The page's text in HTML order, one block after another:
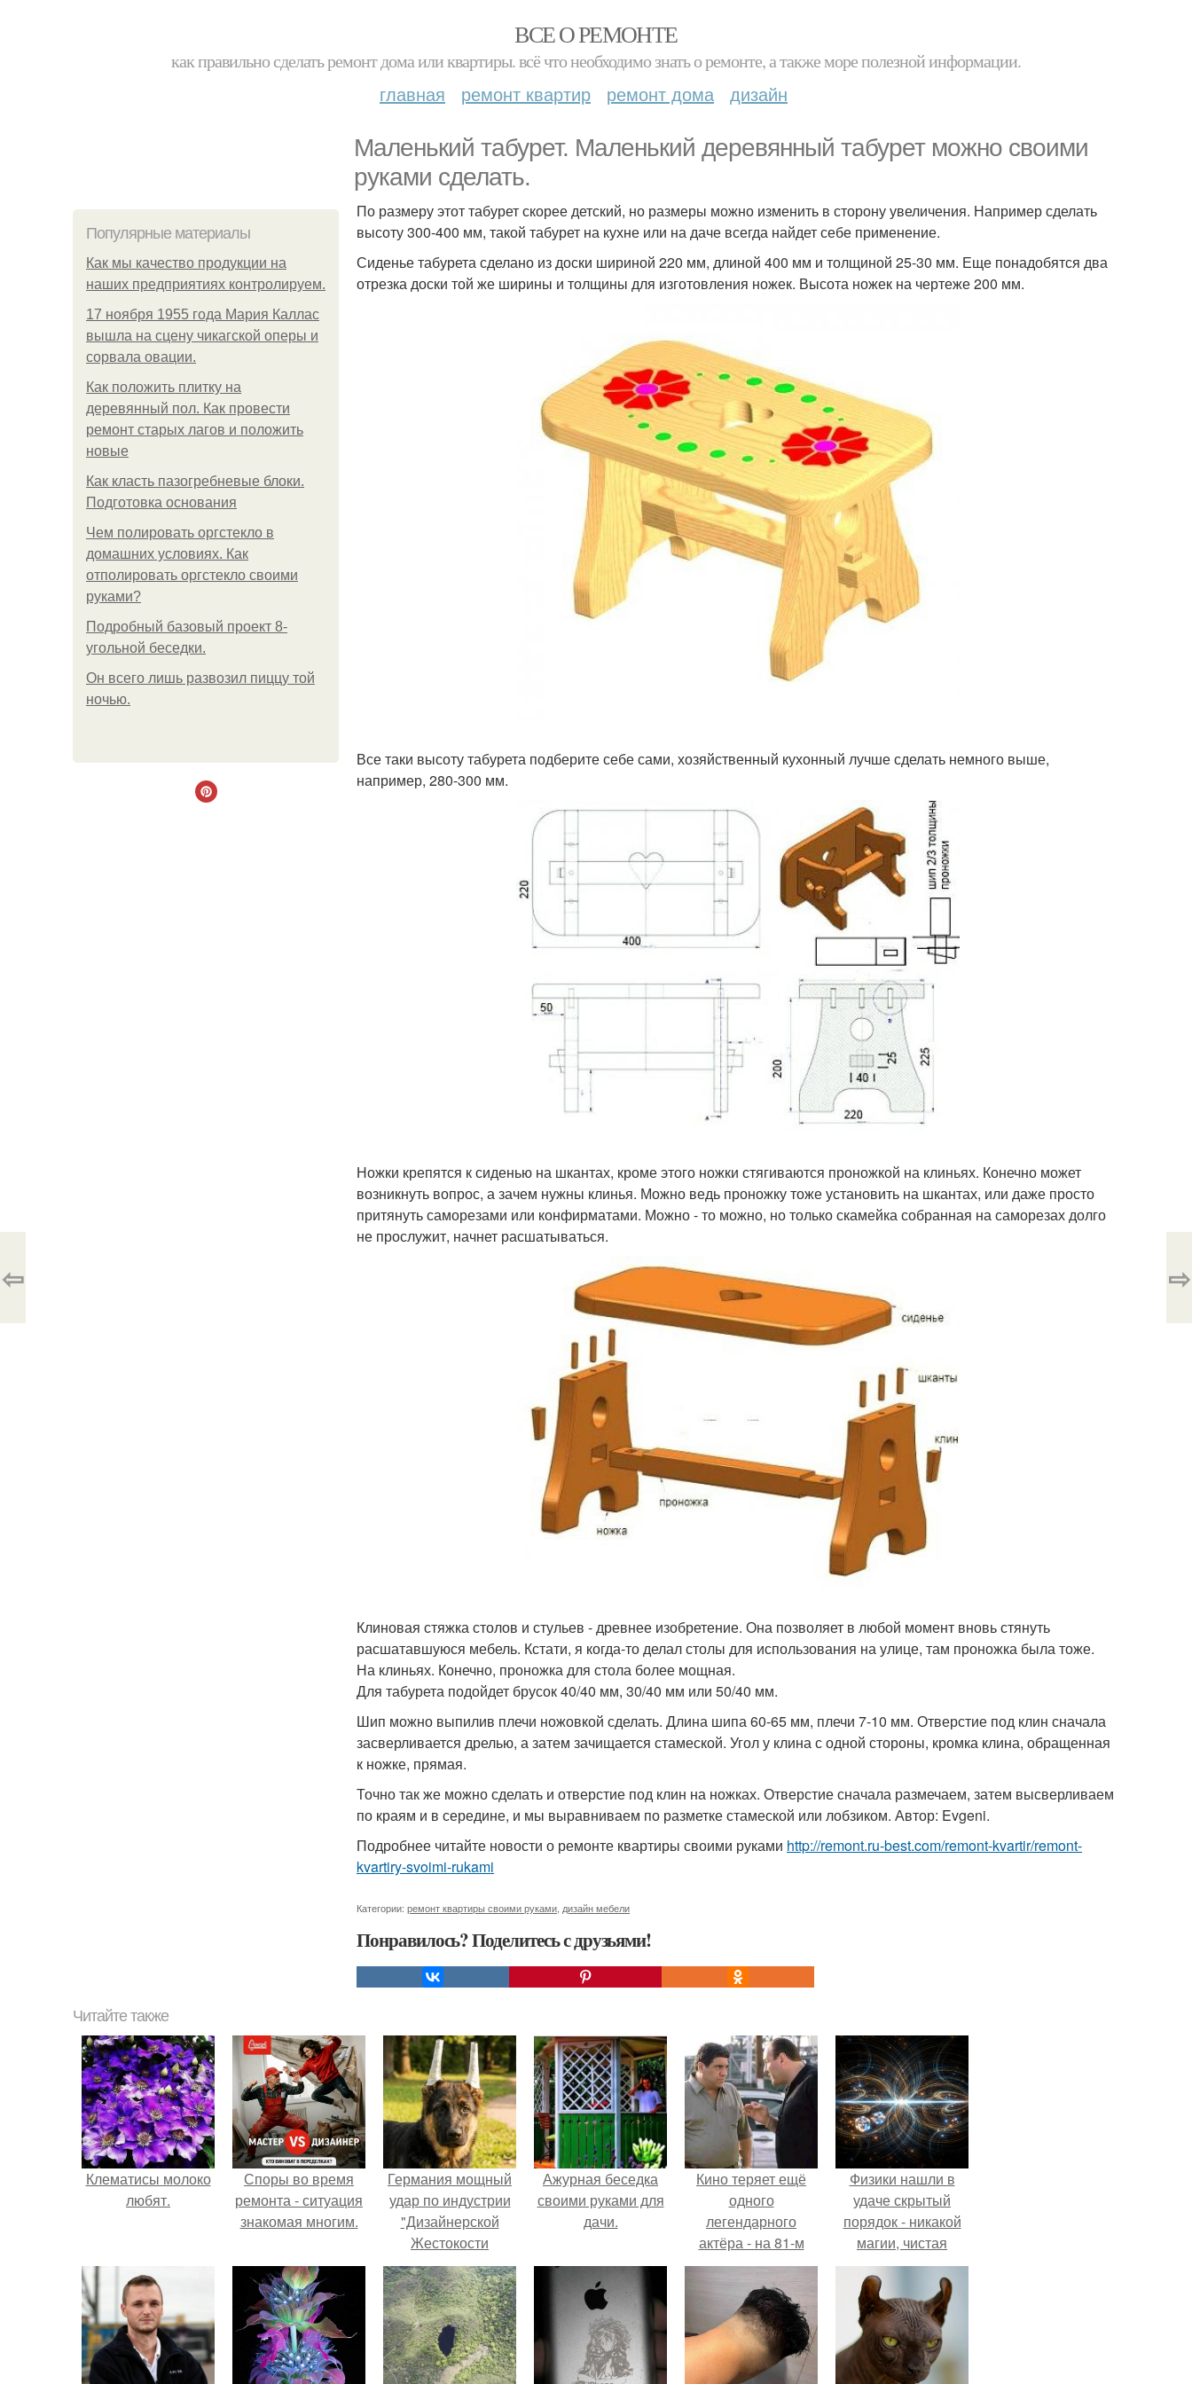
ВСЕ О РЕМОНТЕ
как правильно сделать ремонт дома или квартиры. всё что необходимо знать о ремонте, а также море полезной информации.
главная ремонт квартир ремонт дома дизайн
Маленький табурет. Маленький деревянный табурет можно своими
руками сделать.
Популярные материалы
Как мы качество продукции на
наших предприятиях контролируем.
17 ноября 1955 года Мария Каллас
вышла на сцену чикагской оперы и
сорвала овации.
Как положить плитку на
деревянный пол. Как провести
ремонт старых лагов и положить
новые
Как класть пазогребневые блоки.
Подготовка основания
Чем полировать оргстекло в
домашних условиях. Как
отполировать оргстекло своими
руками?
Подробный базовый проект 8-
угольной беседки.
Он всего лишь развозил пиццу той
ночью.
По размеру этот табурет скорее детский, но размеры можно изменить в сторону увеличения. Например сделать
высоту 300-400 мм, такой табурет на кухне или на даче всегда найдет себе применение.
Сиденье табурета сделано из доски шириной 220 мм, длиной 400 мм и толщиной 25-30 мм. Еще понадобятся два
отрезка доски той же ширины и толщины для изготовления ножек. Высота ножек на чертеже 200 мм.
Все таки высоту табурета подберите себе сами, хозяйственный кухонный лучше сделать немного выше,
например, 280-300 мм.
Ножки крепятся к сиденью на шкантах, кроме этого ножки стягиваются проножкой на клиньях. Конечно может
возникнуть вопрос, а зачем нужны клинья. Можно ведь проножку тоже установить на шкантах, или даже просто
притянуть саморезами или конфирматами. Можно - то можно, но только скамейка собранная на саморезах долго
не прослужит, начнет расшатываться.
Клиновая стяжка столов и стульев - древнее изобретение. Она позволяет в любой момент вновь стянуть
расшатавшуюся мебель. Кстати, я когда-то делал столы для использования на улице, там проножка была тоже.
На клиньях. Конечно, проножка для стола более мощная.
Для табурета подойдет брусок 40/40 мм, 30/40 мм или 50/40 мм.
Шип можно выпилив плечи ножовкой сделать. Длина шипа 60-65 мм, плечи 7-10 мм. Отверстие под клин сначала
засверливается дрелью, а затем зачищается стамеской. Угол у клина с одной стороны, кромка клина, обращенная
к ножке, прямая.
Точно так же можно сделать и отверстие под клин на ножках. Отверстие сначала размечаем, затем высверливаем
по краям и в середине, и мы выравниваем по разметке стамеской или лобзиком. Автор: Evgeni.
Подробнее читайте новости о ремонте квартиры своими руками http://remont.ru-best.com/remont-kvartir/remont-
kvartiry-svoimi-rukami
Категории: ремонт квартиры своими руками дизайн мебели
Понравилось? Поделитесь с друзьями!
⇦ ⇨
Читайте также
Клематисы молоко
любят.
Споры во время
ремонта - ситуация
знакомая многим.
Германия мощный
удар по индустрии
"Дизайнерской
Жестокости
нанесла".
Ажурная беседка
своими руками для
дачи.
Кино теряет ещё
одного
легендарного
актёра - на 81-м
году жизни не стало
Винсента пасторе.
Физики нашли в
удаче скрытый
порядок - никакой
магии, чистая
квантовая
механика.